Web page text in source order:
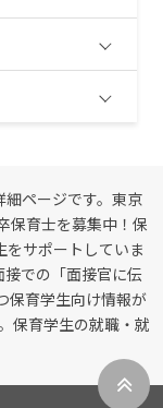
細ページです。東京
保育士を募集中！保
をサポートしていま
での「面接官に伝
保育学生向け情報が
保育学生の就職・就